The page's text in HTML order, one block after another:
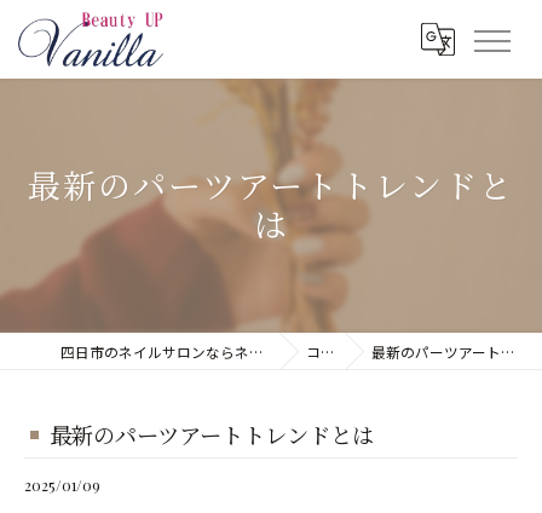
最新のパーツアートトレンドと
は
四日市のネイルサロンならネイルサロン Vanilla コラム 最新のパーツアートトレンドとは
最新のパーツアートトレンドとは
2025/01/09